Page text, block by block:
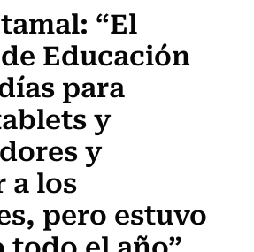
“El
Educación
para
y
y
a los
pero estuvo